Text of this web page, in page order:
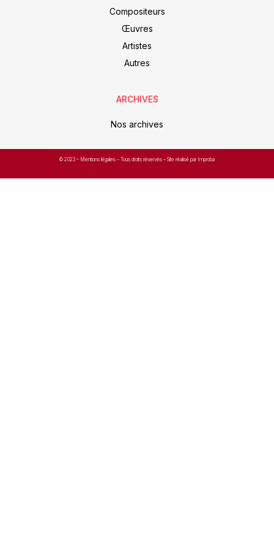
Compositeurs
Œuvres
Artistes
Autres
ARCHIVES
Nos archives
© 2023 – Mentions légales – Tous droits réservés – Site réalisé par Improba